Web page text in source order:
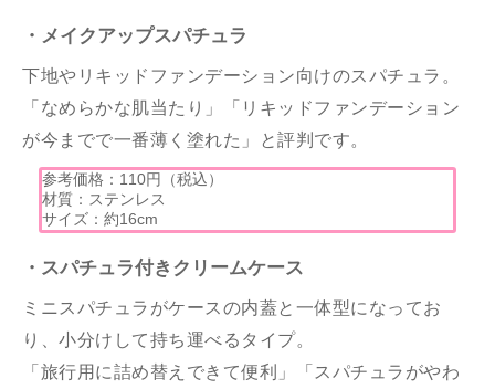
・メイクアップスパチュラ
下地やリキッドファンデーション向けのスパチュラ。
「なめらかな肌当たり」「リキッドファンデーション
が今までで一番薄く塗れた」と評判です。
参考価格：110円（税込）
材質：ステンレス
サイズ：約16cm
・スパチュラ付きクリームケース
ミニスパチュラがケースの内蓋と一体型になってお
り、小分けして持ち運べるタイプ。
「旅行用に詰め替えできて便利」「スパチュラがやわ